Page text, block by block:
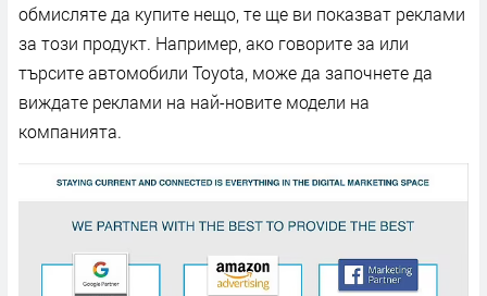
обмисляте да купите нещо, те ще ви показват реклами
за този продукт. Например, ако говорите за или
търсите автомобили Toyota, може да започнете да
виждате реклами на най-новите модели на
компанията.